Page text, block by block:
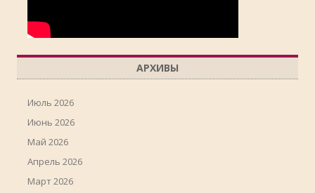
АРХИВЫ
Июль 2026
Июнь 2026
Май 2026
Апрель 2026
Март 2026